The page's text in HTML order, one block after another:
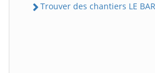
Trouver des chantiers LE